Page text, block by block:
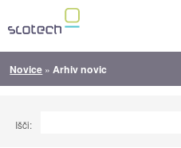
Novice » Arhiv novic
Išči: